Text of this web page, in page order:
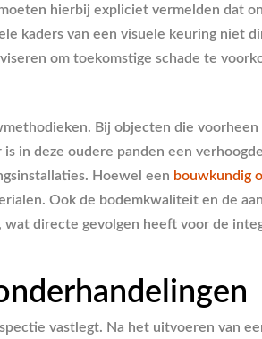
hierbij expliciet vermelden dat
kaders van een visuele keuring niet
om toekomstige schade te
Bij objecten die
in deze oudere panden een
Hoewel een bouwkundig
Ook de bodemkwaliteit en de
directe gevolgen heeft voor de
vastlegt. Na het uitvoeren van